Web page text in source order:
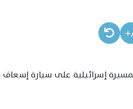
إسرائيلية على سيارة